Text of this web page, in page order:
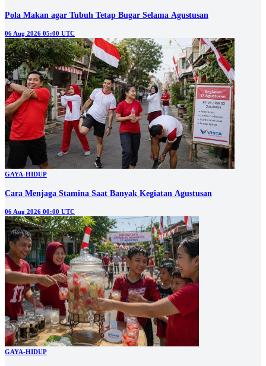
Pola Makan agar Tubuh Tetap Bugar Selama Agustusan
06 Aug 2026 05:00 UTC
GAYA-HIDUP
Cara Menjaga Stamina Saat Banyak Kegiatan Agustusan
06 Aug 2026 00:00 UTC
GAYA-HIDUP